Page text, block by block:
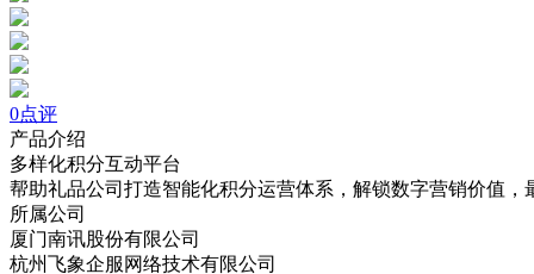
0点评
产品介绍
多样化积分互动平台
帮助礼品公司打造智能化积分运营体系，解锁数字营销价值，
所属公司
厦门南讯股份有限公司
杭州飞象企服网络技术有限公司